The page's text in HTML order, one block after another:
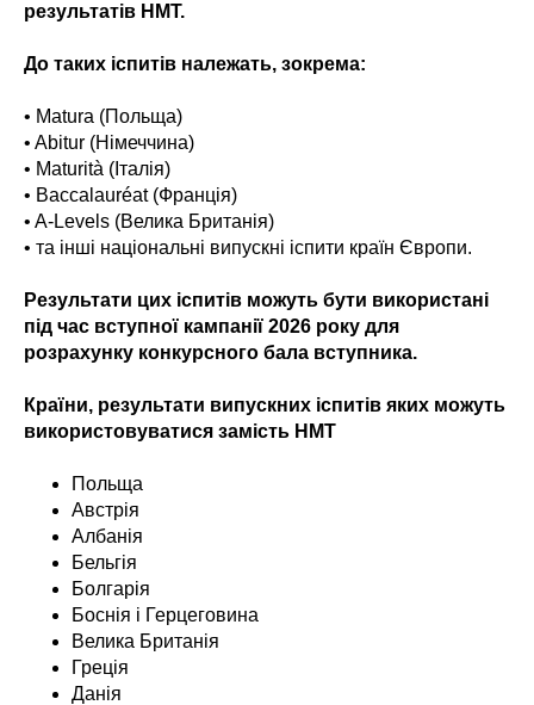
результатів НМТ.
До таких іспитів належать, зокрема:
• Matura (Польща)
• Abitur (Німеччина)
• Maturità (Італія)
• Baccalauréat (Франція)
• A-Levels (Велика Британія)
• та інші національні випускні іспити країн Європи.
Результати цих іспитів можуть бути використані
під час вступної кампанії 2026 року для
розрахунку конкурсного бала вступника.
Країни, результати випускних іспитів яких можуть
використовуватися замість НМТ
Польща
Австрія
Албанія
Бельгія
Болгарія
Боснія і Герцеговина
Велика Британія
Греція
Данія